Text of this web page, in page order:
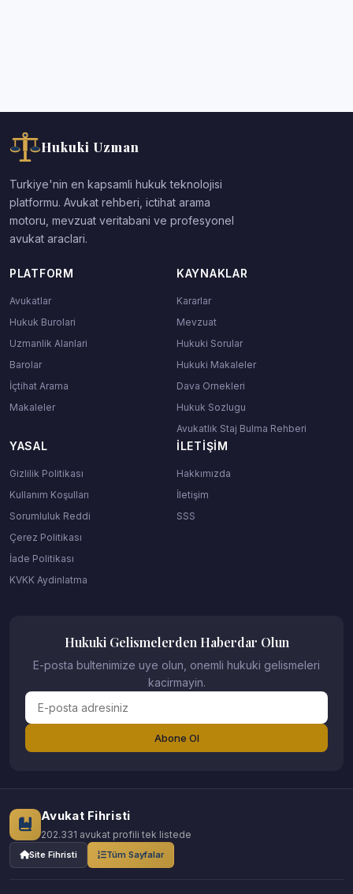
Hukuki Uzman
Turkiye'nin en kapsamli hukuk teknolojisi
platformu. Avukat rehberi, ictihat arama
motoru, mevzuat veritabani ve profesyonel
avukat araclari.
PLATFORM
Avukatlar
Hukuk Burolari
Uzmanlik Alanlari
Barolar
İçtihat Arama
Makaleler
KAYNAKLAR
Kararlar
Mevzuat
Hukuki Sorular
Hukuki Makaleler
Dava Ornekleri
Hukuk Sozlugu
Avukatlık Staj Bulma Rehberi
YASAL
Gizlilik Politikası
Kullanım Koşulları
Sorumluluk Reddi
Çerez Politikası
İade Politikası
KVKK Aydinlatma
İLETIŞIM
Hakkımızda
İletişim
SSS
Hukuki Gelismelerden Haberdar Olun
E-posta bultenimize uye olun, onemli hukuki gelismeleri
kacirmayin.
Abone Ol
Avukat Fihristi
202.331 avukat profili tek listede
Site Fihristi Tüm Sayfalar